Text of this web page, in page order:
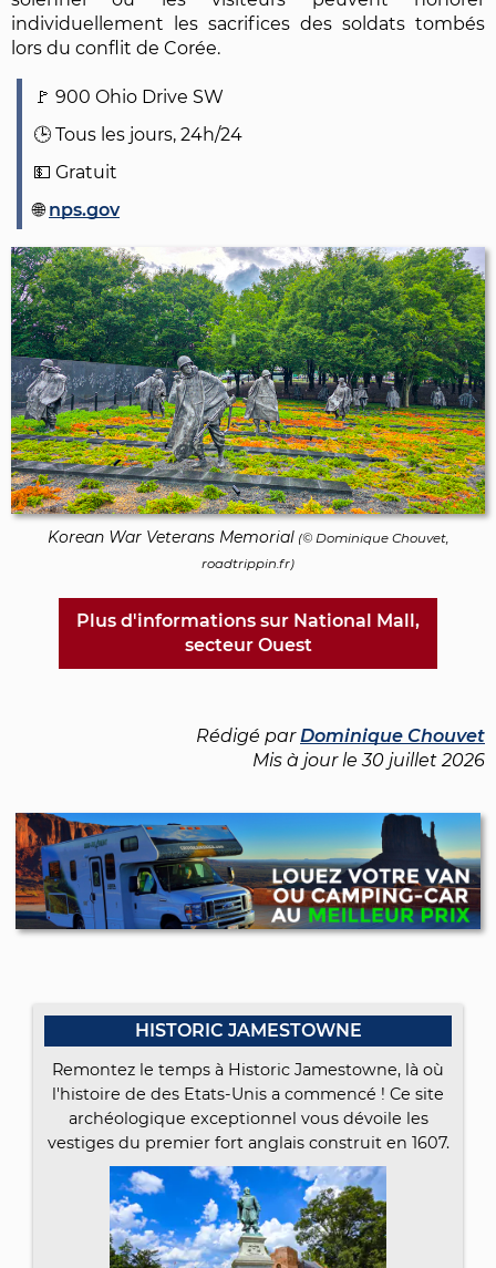
individuellement les sacrifices des soldats tombés
lors du conflit de Corée.
900 Ohio Drive SW
Tous les jours, 24h/24
Gratuit
nps.gov
Korean War Veterans Memorial (© Dominique Chouvet,
roadtrippin.fr)
Plus d'informations sur National Mall,
secteur Ouest
Rédigé parDominique Chouvet
Mis à jour le30 juillet 2026
HISTORIC JAMESTOWNE
Remontez le temps à Historic Jamestowne, là où
l'histoire de des Etats-Unis a commencé ! Ce site
archéologique exceptionnel vous dévoile les
vestiges du premier fort anglais construit en 1607.